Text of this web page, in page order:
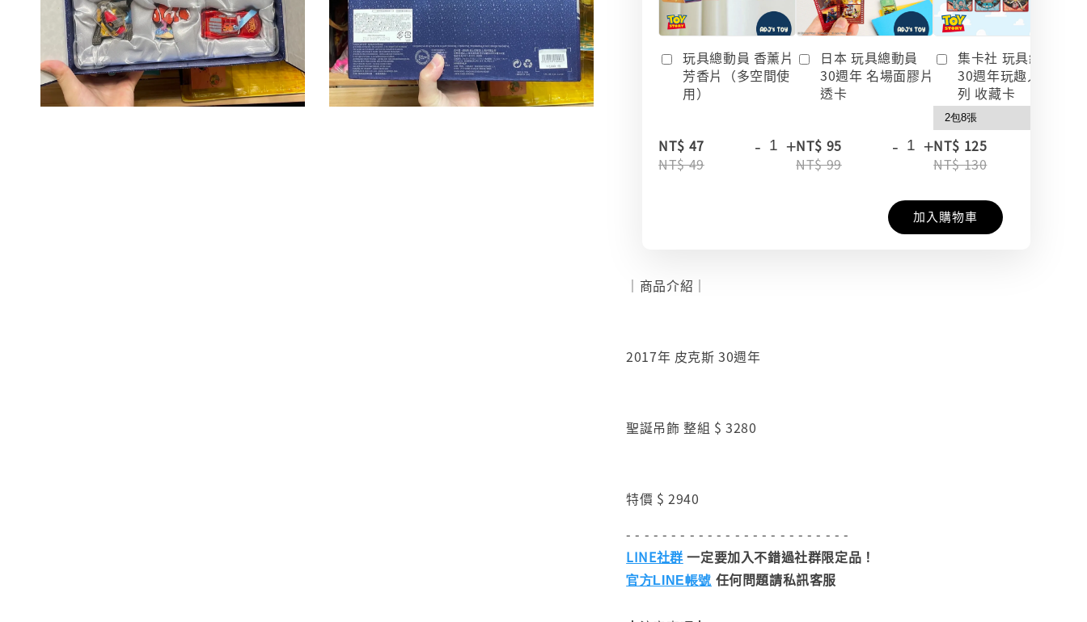
玩具總動員 香薰片
芳香片（多空間使
用）
NT$ 47
NT$ 49
- +
日本 玩具總動員
30週年 名場面膠片
透卡
NT$ 95
NT$ 99
- +
集卡社 玩具總動員
30週年玩趣人生系
列 收藏卡
NT$ 125
NT$ 130
加入購物車
｜商品介紹｜
2017年 皮克斯 30週年
聖誕吊飾 整組 $ 3280
特價 $ 2940
- - - - - - - - - - - - - - - - - - - - - - - - -
LINE社群 一定要加入不錯過社群限定品！
官方LINE帳號 任何問題請私訊客服